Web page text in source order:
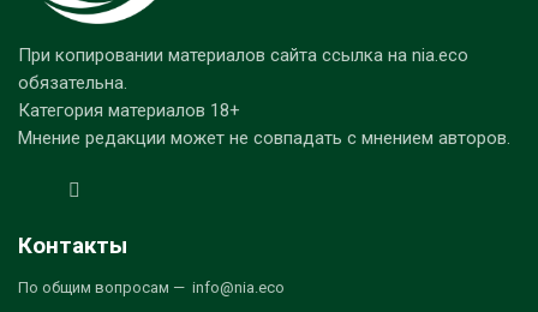
При копировании материалов сайта ссылка на nia.eco
обязательна.
Категория материалов 18+
Мнение редакции может не совпадать с мнением авторов.
Контакты
По общим вопросам — info@nia.eco